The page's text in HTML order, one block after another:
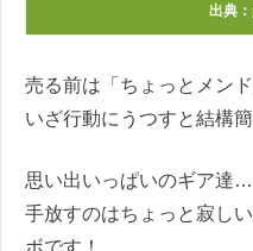
出典：
売る前は「ちょっとメン
いざ行動にうつすと結構簡
思い出いっぱいのギア達…
手放すのはちょっと寂し